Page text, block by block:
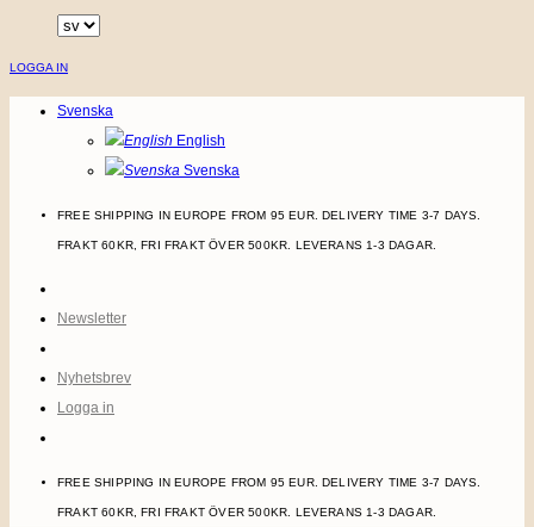
LOGGA IN
Svenska
English
Svenska
FREE SHIPPING IN EUROPE FROM 95 EUR. DELIVERY TIME 3-7 DAYS.
FRAKT 60KR, FRI FRAKT ÖVER 500KR. LEVERANS 1-3 DAGAR.
Newsletter
Nyhetsbrev
Logga in
FREE SHIPPING IN EUROPE FROM 95 EUR. DELIVERY TIME 3-7 DAYS.
FRAKT 60KR, FRI FRAKT ÖVER 500KR. LEVERANS 1-3 DAGAR.